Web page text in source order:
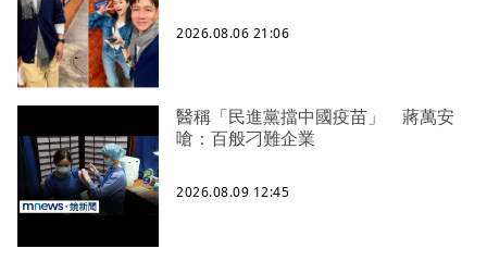
2026.08.06 21:06
醫稱「民進黨擋中國疫苗」 蔣萬安
嗆：百般刁難企業
2026.08.09 12:45